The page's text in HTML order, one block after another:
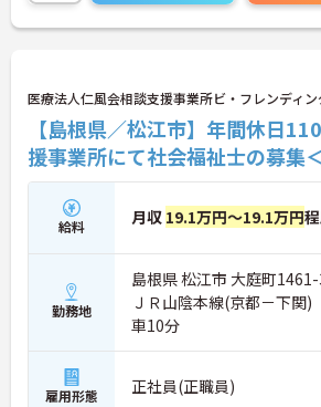
医療法人仁風会相談支援事業所ビ・フレンディン
【島根県／松江市】年間休日
援事業所にて社会福祉士の募集
給料 月収 19.1万円～19.1万円
勤務地
島根県 松江市 大庭町
ＪＲ山陰本線(京都－下関)
車10分
雇用形態 正社員(正職員)